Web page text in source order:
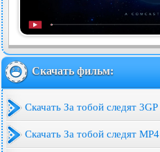
Скачать фильм:
Скачать За тобой следят
Скачать За тобой следят